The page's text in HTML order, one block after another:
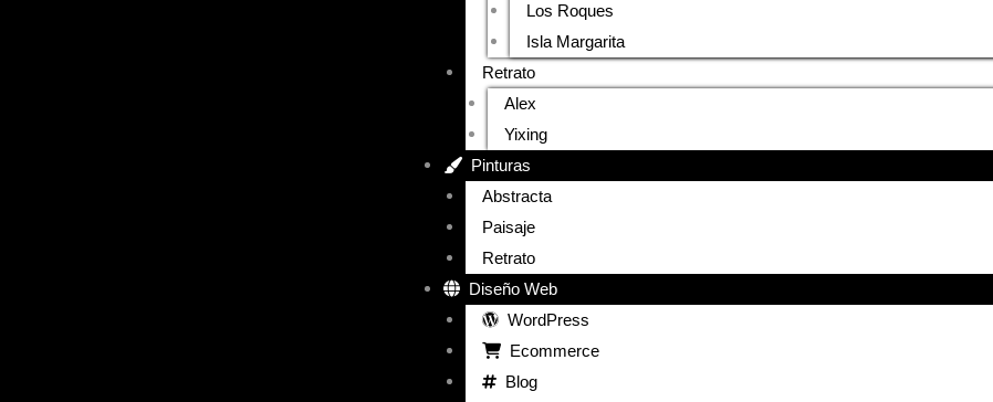
Los Roques
Isla Margarita
Retrato
Alex
Yixing
Pinturas
Abstracta
Paisaje
Retrato
Diseño Web
WordPress
Ecommerce
Blog